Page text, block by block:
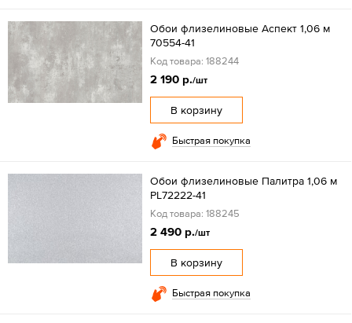
Обои флизелиновые Аспект 1,06 м
70554-41
Код товара: 188244
2 190 р./шт
В корзину
Быстрая покупка
Обои флизелиновые Палитра 1,06 м
PL72222-41
Код товара: 188245
2 490 р./шт
В корзину
Быстрая покупка